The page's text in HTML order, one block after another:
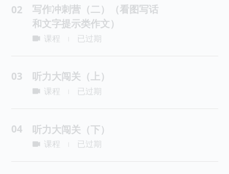
02
写作冲刺营（二）（看图写话
和文字提示类作文）
课程 已过期
03 听力大闯关（上）
课程 已过期
04 听力大闯关（下）
课程 已过期